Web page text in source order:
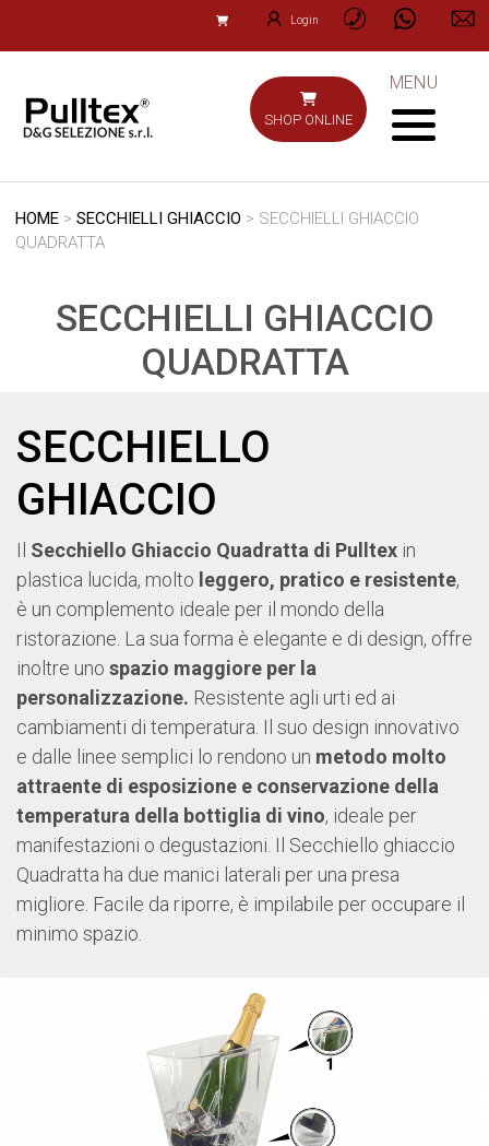
Login
SHOP ONLINE
MENU
HOME > SECCHIELLI GHIACCIO > SECCHIELLI GHIACCIO
QUADRATTA
SECCHIELLI GHIACCIO
QUADRATTA
SECCHIELLO
GHIACCIO
Il Secchiello Ghiaccio Quadratta di Pulltex in
plastica lucida, molto leggero, pratico e resistente,
è un complemento ideale per il mondo della
ristorazione. La sua forma è elegante e di design, offre
inoltre uno spazio maggiore per la
personalizzazione. Resistente agli urti ed ai
cambiamenti di temperatura. Il suo design innovativo
e dalle linee semplici lo rendono un metodo molto
attraente di esposizione e conservazione della
temperatura della bottiglia di vino, ideale per
manifestazioni o degustazioni. Il Secchiello ghiaccio
Quadratta ha due manici laterali per una presa
migliore. Facile da riporre, è impilabile per occupare il
minimo spazio.